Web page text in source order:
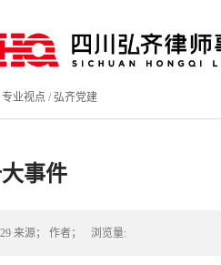
专业视点 / 弘齐党建
事件
来源； 作者； 浏览量: